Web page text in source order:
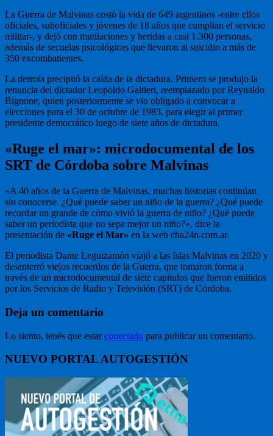
La Guerra de Malvinas costó la vida de 649 argentinos -entre ellos
oficiales, suboficiales y jóvenes de 18 años que cumplían el servicio
militar-, y dejó con mutilaciones y heridas a casi 1.300 personas,
además de secuelas psicológicas que llevaron al suicidio a más de
350 excombatientes.
La derrota precipitó la caída de la dictadura. Primero se produjo la
renuncia del dictador Leopoldo Galtieri, reemplazado por Reynaldo
Bignone, quien posteriormente se vio obligado a convocar a
elecciones para el 30 de octubre de 1983, para elegir al primer
presidente democrático luego de siete años de dictadura.
«Ruge el mar»: microdocumental de los
SRT de Córdoba sobre Malvinas
«A 40 años de la Guerra de Malvinas, muchas historias continúan
sin conocerse. ¿Qué puede saber un niño de la guerra? ¿Qué puede
recordar un grande de cómo vivió la guerra de niño? ¿Qué puede
saber un periodista que no sepa mejor un niño?», dice la
presentación de «Ruge el Mar» en la web cba24n.com.ar.
El periodista Dante Leguizamón viajó a las Islas Malvinas en 2020 y
desenterró viejos recuerdos de la Guerra, que tomaron forma a
través de un microdocumental de siete capítulos que fueron emitidos
por los Servicios de Radio y Televisión (SRT) de Córdoba.
Deja un comentario
Lo siento, tenés que estarconectado para publicar un comentario.
NUEVO PORTAL AUTOGESTIÓN